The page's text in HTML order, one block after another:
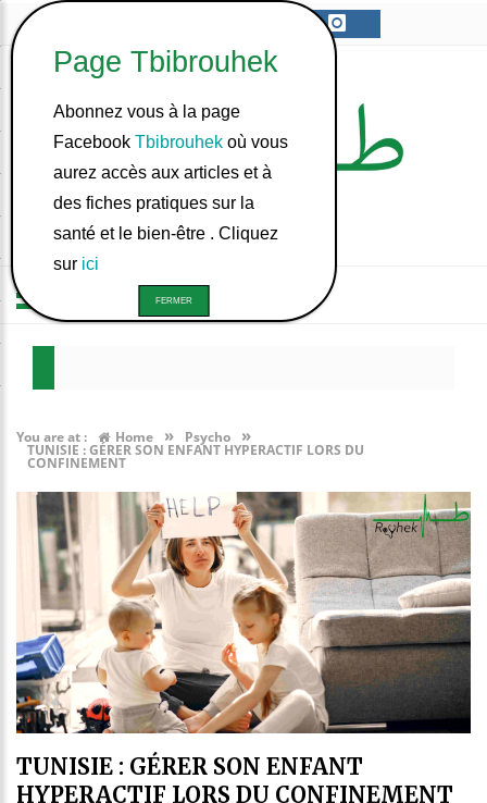
You are at : Home » Psycho »
TUNISIE : GÉRER SON ENFANT HYPERACTIF LORS DU
CONFINEMENT
TUNISIE : GÉRER SON ENFANT
HYPERACTIF LORS DU CONFINEMENT
Abonnez vous à la page
Facebook Tbibrouhek où vous
aurez accès aux articles et à
des fiches pratiques sur la
santé et le bien-être . Cliquez
sur ici